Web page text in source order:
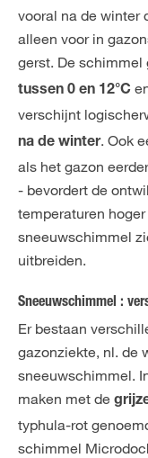
vooral na de winter
alleen voor in
gerst. De schimmel
tussen 0 en 12°C
verschijnt
na de winter. Ook
als het gazon
- bevordert de
temperaturen
sneeuwschimmel
uitbreiden.
Sneeuwschimmel :
Er bestaan
gazonziekte, nl. de
sneeuwschimmel.
maken met de
typhula-rot
schimmel